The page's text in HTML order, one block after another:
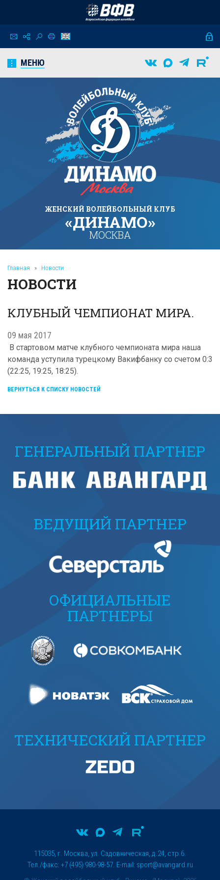
МЕНЮ
ЖЕНСКИЙ ВОЛЕЙБОЛЬНЫЙ КЛУБ
«ДИНАМО»
МОСКВА
Главная » Новости
НОВОСТИ
КЛУБНЫЙ ЧЕМПИОНАТ МИРА.
09 мая 2017
В стартовом матче клубного чемпионата мира наша
команда уступила турецкому Вакифбанку со счетом 0:3
(22:25, 19:25, 18:25).
ВЕРНУТЬСЯ К СПИСКУ НОВОСТЕЙ
ГЕНЕРАЛЬНЫЙ ПАРТНЕР
ВЕДУЩИЙ ПАРТНЕР
ОФИЦИАЛЬНЫЕ
ПАРТНЕРЫ
ТЕХНИЧЕСКИЙ ПАРТНЕР
115035, г. Москва, ул. Садовническая, д.24, стр.6.
Тел./факс: +7 (495) 980-98-57. E-mail: sport@avangard.ru